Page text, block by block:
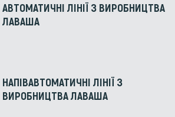
АВТОМАТИЧНІ ЛІНІЇ З ВИРОБНИЦТВА
ЛАВАША
НАПІВАВТОМАТИЧНІ ЛІНІЇ З
ВИРОБНИЦТВА ЛАВАША